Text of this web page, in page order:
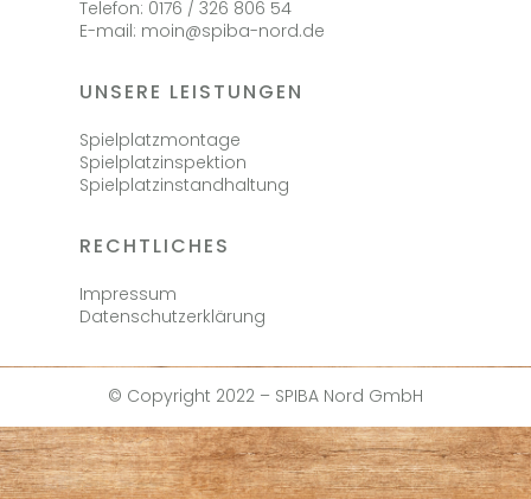
Telefon: 0176 / 326 806 54
E-mail: moin@spiba-nord.de
UNSERE LEISTUNGEN
Spielplatzmontage
Spielplatzinspektion
Spielplatzinstandhaltung
RECHTLICHES
Impressum
Datenschutzerklärung
© Copyright 2022 – SPIBA Nord GmbH